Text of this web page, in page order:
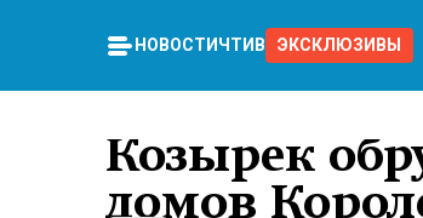
НОВОСТИ ЧТИВО ЭКСКЛЮЗИВЫ
Козырек
домов